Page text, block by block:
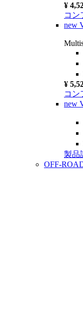
¥
コン
new
¥
コン
new
製品
OFF-